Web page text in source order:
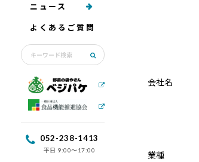
ニュース
よくあるご質問
052-238-1413
平日 9:00〜17:00
会社名
業種